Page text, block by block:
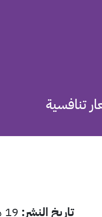
تنافسية
تاريخ النشر: 19 مايو 2025